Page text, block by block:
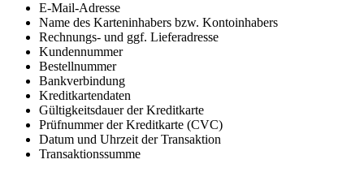
E-Mail-Adresse
Name des Karteninhabers bzw. Kontoinhabers
Rechnungs- und ggf. Lieferadresse
Kundennummer
Bestellnummer
Bankverbindung
Kreditkartendaten
Gültigkeitsdauer der Kreditkarte
Prüfnummer der Kreditkarte (CVC)
Datum und Uhrzeit der Transaktion
Transaktionssumme